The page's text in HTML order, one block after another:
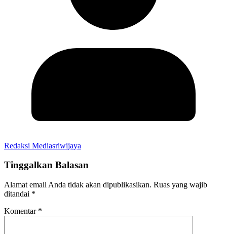
Redaksi Mediasriwijaya
Tinggalkan Balasan
Alamat email Anda tidak akan dipublikasikan. Ruas yang wajib
ditandai *
Komentar *